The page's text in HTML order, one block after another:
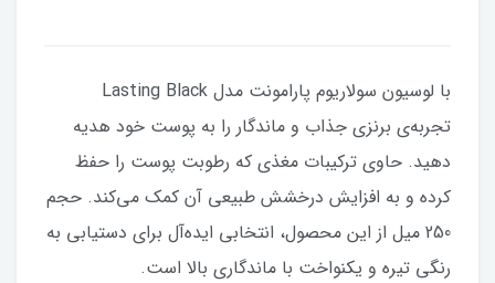
با لوسیون سولاریوم پارامونت مدل Lasting Black
تجربه‌ی برنزی جذاب و ماندگار را به پوست خود هدیه
دهید. حاوی ترکیبات مغذی که رطوبت پوست را حفظ
کرده و به افزایش درخشش طبیعی آن کمک می‌کند. حجم
250 میل از این محصول، انتخابی ایده‌آل برای دستیابی به
رنگی تیره و یکنواخت با ماندگاری بالا است.